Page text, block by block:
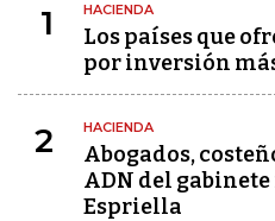
1 HACIENDA
Los países que
por inversión
2 HACIENDA
Abogados,
ADN del
Espriella